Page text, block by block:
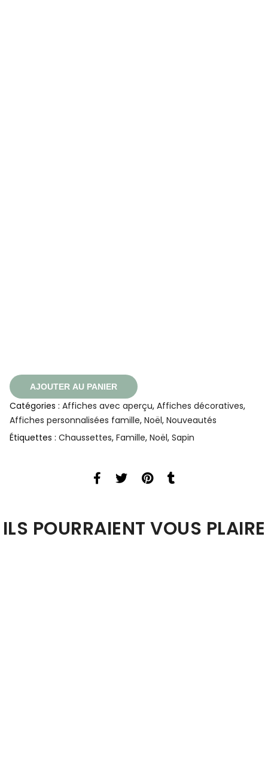
AJOUTER AU PANIER
Catégories : Affiches avec aperçu, Affiches décoratives,
Affiches personnalisées famille, Noël, Nouveautés
Étiquettes : Chaussettes, Famille, Noël, Sapin
ILS POURRAIENT VOUS PLAIRE